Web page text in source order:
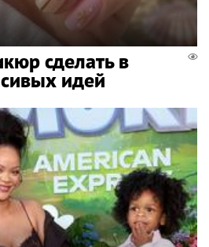
сделать в
идей